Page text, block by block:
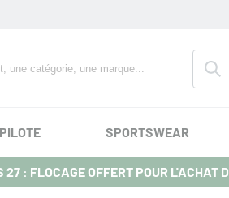
SPORTSWEAR
: FLOCAGE OFFERT POUR L'ACHAT